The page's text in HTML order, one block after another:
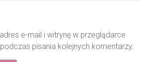
e-mail i witrynę w przeglądarce
pisania kolejnych komentarzy.